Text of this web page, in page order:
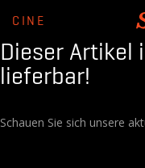
CINE
Dieser Artikel
lieferbar!
Schauen Sie sich unsere